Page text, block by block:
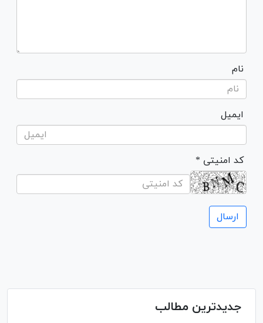
نام
ایمیل
* کد امنیتی
جدیدترین مطالب